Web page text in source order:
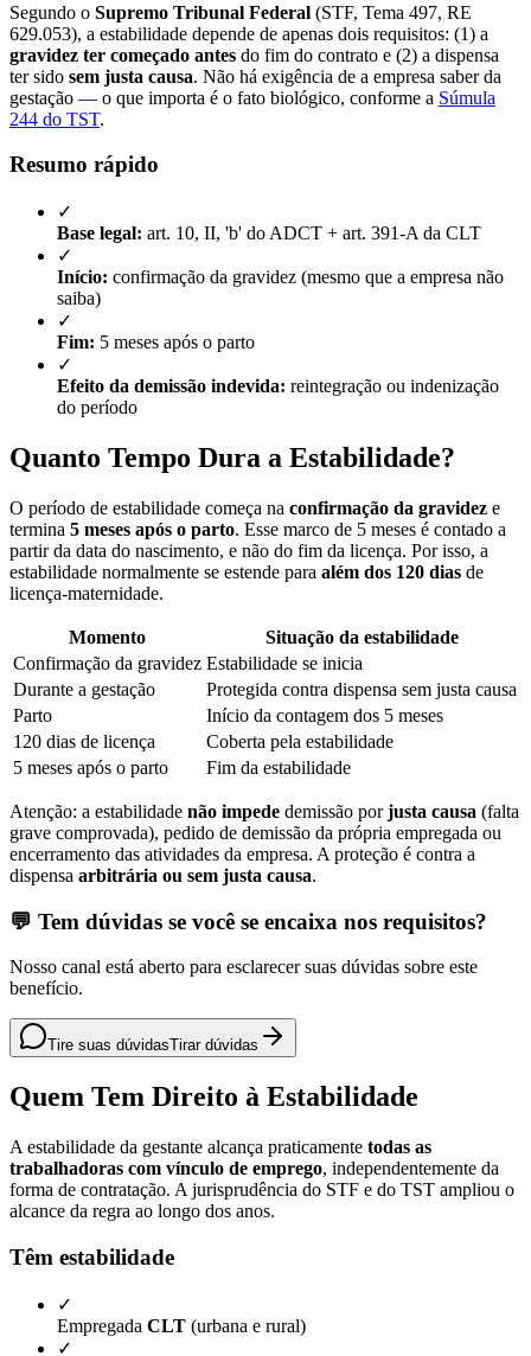
Segundo o Supremo Tribunal Federal (STF, Tema 497, RE
629.053), a estabilidade depende de apenas dois requisitos: (1) a
gravidez ter começado antes do fim do contrato e (2) a dispensa
ter sido sem justa causa. Não há exigência de a empresa saber da
gestação — o que importa é o fato biológico, conforme a Súmula
244 do TST.
Resumo rápido
✓
Base legal: art. 10, II, 'b' do ADCT + art. 391-A da CLT
✓
Início: confirmação da gravidez (mesmo que a empresa não
saiba)
✓
Fim: 5 meses após o parto
✓
Efeito da demissão indevida: reintegração ou indenização
do período
Quanto Tempo Dura a Estabilidade?
O período de estabilidade começa na confirmação da gravidez e
termina 5 meses após o parto. Esse marco de 5 meses é contado a
partir da data do nascimento, e não do fim da licença. Por isso, a
estabilidade normalmente se estende para além dos 120 dias de
licença-maternidade.
Momento
Situação da estabilidade
Confirmação da gravidez Estabilidade se inicia
Durante a gestação
Protegida contra dispensa sem justa causa
Parto
Início da contagem dos 5 meses
120 dias de licença
Coberta pela estabilidade
5 meses após o parto
Fim da estabilidade
Atenção: a estabilidade não impede demissão porjusta causa (falta
grave comprovada), pedido de demissão da própria empregada ou
encerramento das atividades da empresa. A proteção é contra a
dispensa arbitrária ou sem justa causa.
💬 Tem dúvidas se você se encaixa nos requisitos?
Nosso canal está aberto para esclarecer suas dúvidas sobre este
benefício.
Tire suas dúvidasTirar dúvidas
Quem Tem Direito à Estabilidade
A estabilidade da gestante alcança praticamente todas as
trabalhadoras com vínculo de emprego, independentemente da
forma de contratação. A jurisprudência do STF e do TST ampliou o
alcance da regra ao longo dos anos.
Têm estabilidade
✓
Empregada CLT (urbana e rural)
✓